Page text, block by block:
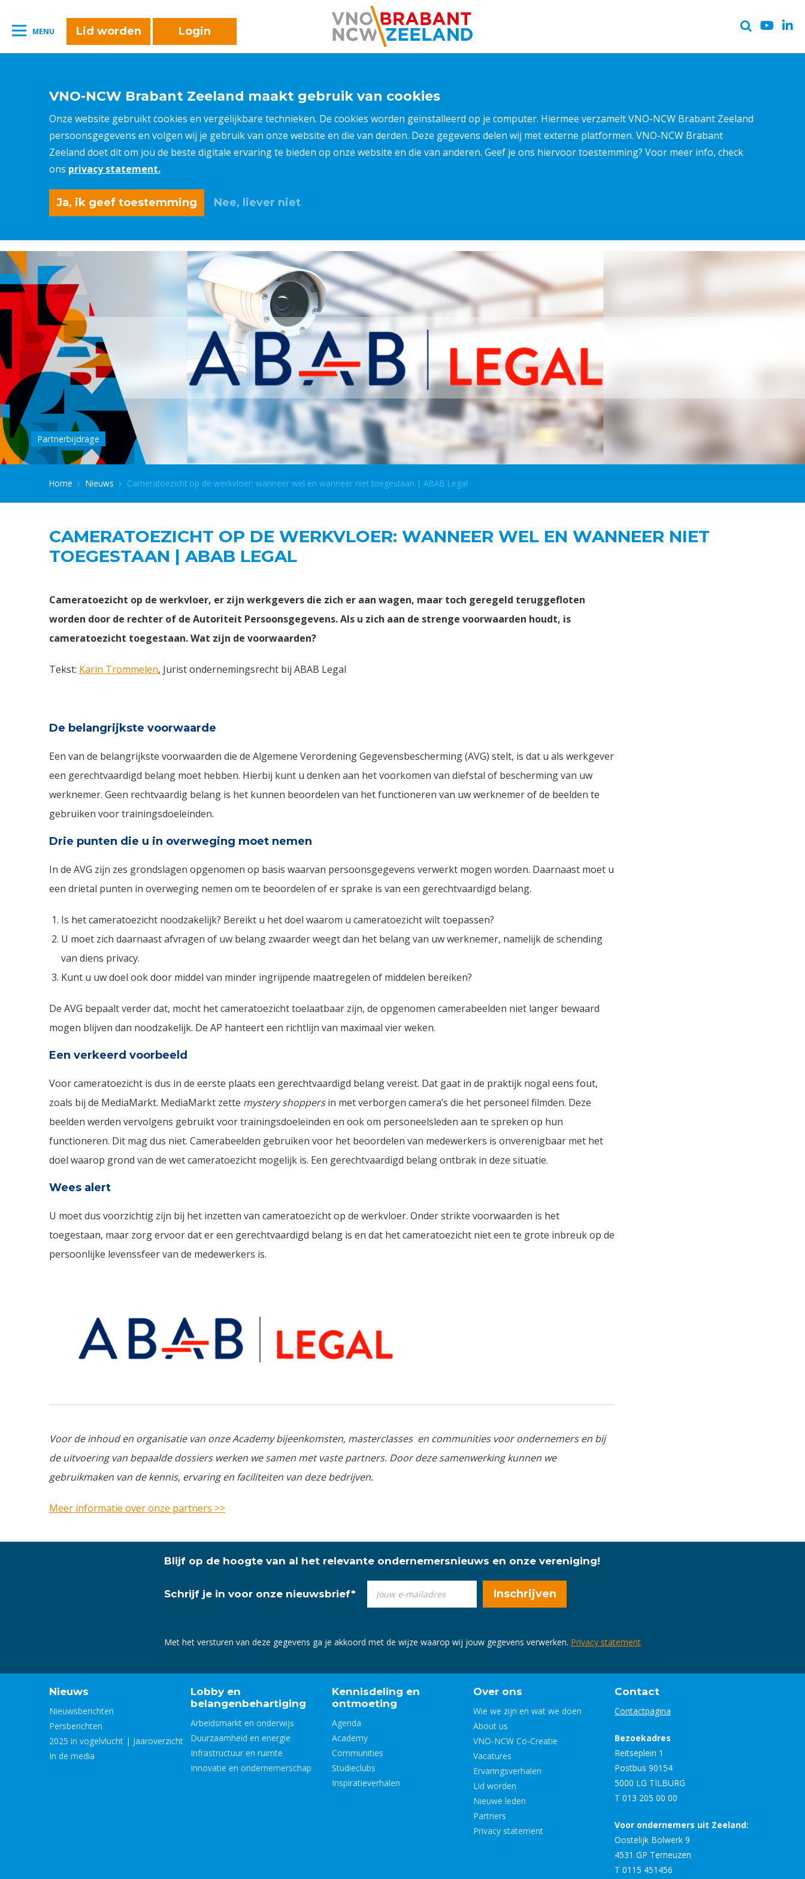
MENU Lid worden Login
VNO-NCW Brabant Zeeland maakt gebruik van cookies
Onze website gebruikt cookies en vergelijkbare technieken. De cookies worden geïnstalleerd op je computer. Hiermee verzamelt VNO-NCW Brabant Zeeland
persoonsgegevens en volgen wij je gebruik van onze website en die van derden. Deze gegevens delen wij met externe platformen. VNO-NCW Brabant
Zeeland doet dit om jou de beste digitale ervaring te bieden op onze website en die van anderen. Geef je ons hiervoor toestemming? Voor meer info, check
ons privacy statement.
Ja, ik geef toestemming Nee, liever niet
Partnerbijdrage
Home Nieuws Cameratoezicht op de werkvloer: wanneer wel en wanneer niet toegestaan | ABAB Legal
CAMERATOEZICHT OP DE WERKVLOER: WANNEER WEL EN WANNEER NIET
TOEGESTAAN | ABAB LEGAL
Cameratoezicht op de werkvloer, er zijn werkgevers die zich er aan wagen, maar toch geregeld teruggefloten
worden door de rechter of de Autoriteit Persoonsgegevens. Als u zich aan de strenge voorwaarden houdt, is
cameratoezicht toegestaan. Wat zijn de voorwaarden?
Tekst: Karin Trommelen, Jurist ondernemingsrecht bij ABAB Legal
De belangrijkste voorwaarde
Een van de belangrijkste voorwaarden die de Algemene Verordening Gegevensbescherming (AVG) stelt, is dat u als werkgever
een gerechtvaardigd belang moet hebben. Hierbij kunt u denken aan het voorkomen van diefstal of bescherming van uw
werknemer. Geen rechtvaardig belang is het kunnen beoordelen van het functioneren van uw werknemer of de beelden te
gebruiken voor trainingsdoeleinden.
Drie punten die u in overweging moet nemen
In de AVG zijn zes grondslagen opgenomen op basis waarvan persoonsgegevens verwerkt mogen worden. Daarnaast moet u
een drietal punten in overweging nemen om te beoordelen of er sprake is van een gerechtvaardigd belang.
Is het cameratoezicht noodzakelijk? Bereikt u het doel waarom u cameratoezicht wilt toepassen?
U moet zich daarnaast afvragen of uw belang zwaarder weegt dan het belang van uw werknemer, namelijk de schending
van diens privacy.
Kunt u uw doel ook door middel van minder ingrijpende maatregelen of middelen bereiken?
De AVG bepaalt verder dat, mocht het cameratoezicht toelaatbaar zijn, de opgenomen camerabeelden niet langer bewaard
mogen blijven dan noodzakelijk. De AP hanteert een richtlijn van maximaal vier weken.
Een verkeerd voorbeeld
Voor cameratoezicht is dus in de eerste plaats een gerechtvaardigd belang vereist. Dat gaat in de praktijk nogal eens fout,
zoals bij de MediaMarkt. MediaMarkt zette mystery shoppersin met verborgen camera’s die het personeel filmden. Deze
beelden werden vervolgens gebruikt voor trainingsdoeleinden en ook om personeelsleden aan te spreken op hun
functioneren. Dit mag dus niet. Camerabeelden gebruiken voor het beoordelen van medewerkers is onverenigbaar met het
doel waarop grond van de wet cameratoezicht mogelijk is. Een gerechtvaardigd belang ontbrak in deze situatie.
Wees alert
U moet dus voorzichtig zijn bij het inzetten van cameratoezicht op de werkvloer. Onder strikte voorwaarden is het
toegestaan, maar zorg ervoor dat er een gerechtvaardigd belang is en dat het cameratoezicht niet een te grote inbreuk op de
persoonlijke levenssfeer van de medewerkers is.
Voor de inhoud en organisatie van onze Academy bijeenkomsten, masterclasses en communities voor ondernemers en bij
de uitvoering van bepaalde dossiers werken we samen met vaste partners. Door deze samenwerking kunnen we
gebruikmaken van de kennis, ervaring en faciliteiten van deze bedrijven.
Meer informatie over onze partners >>
Blijf op de hoogte van al het relevante ondernemersnieuws en onze vereniging!
Schrijf je in voor onze nieuwsbrief*
Met het versturen van deze gegevens ga je akkoord met de wijze waarop wij jouw gegevens verwerken. Privacy statement
Nieuws
Nieuwsberichten
Persberichten
2025 in vogelvlucht | Jaaroverzicht
In de media
Lobby en
belangenbehartiging
Arbeidsmarkt en onderwijs
Duurzaamheid en energie
Infrastructuur en ruimte
Innovatie en ondernemerschap
Kennisdeling en
ontmoeting
Agenda
Academy
Communities
Studieclubs
Inspiratieverhalen
Over ons
Wie we zijn en wat we doen
About us
VNO-NCW Co-Creatie
Vacatures
Ervaringsverhalen
Lid worden
Nieuwe leden
Partners
Privacy statement
Contact
Contactpagina
Bezoekadres
Reitseplein 1
Postbus 90154
5000 LG TILBURG
T 013 205 00 00
Voor ondernemers uit Zeeland:
Oostelijk Bolwerk 9
4531 GP Terneuzen
T 0115 451456